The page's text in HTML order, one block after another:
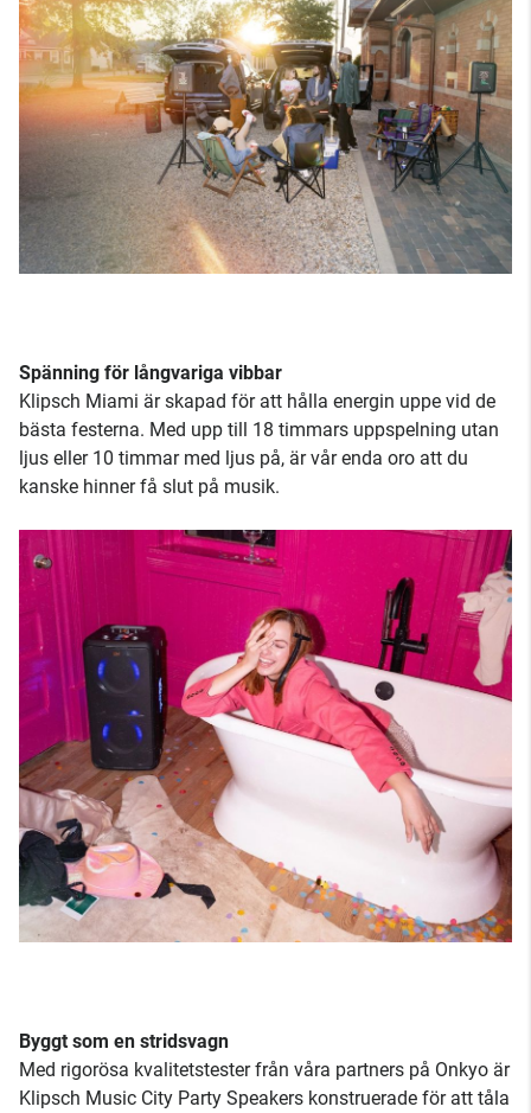
Spänning för långvariga vibbar
Klipsch Miami är skapad för att hålla energin uppe vid de
bästa festerna. Med upp till 18 timmars uppspelning utan
ljus eller 10 timmar med ljus på, är vår enda oro att du
kanske hinner få slut på musik.
Byggt som en stridsvagn
Med rigorösa kvalitetstester från våra partners på Onkyo är
Klipsch Music City Party Speakers konstruerade för att tåla